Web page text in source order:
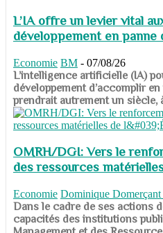
L’IA offre un levier vital
développement en panne
Economie BM - 07/08/26
​​​​​​​L’intelligence artificielle (IA)
développement d’accomplir
prendrait autrement un siècle,
OMRH/DGI: Vers le
des ressources
Economie Dominique Domerçant
Dans le cadre de ses actions
capacités des institutions